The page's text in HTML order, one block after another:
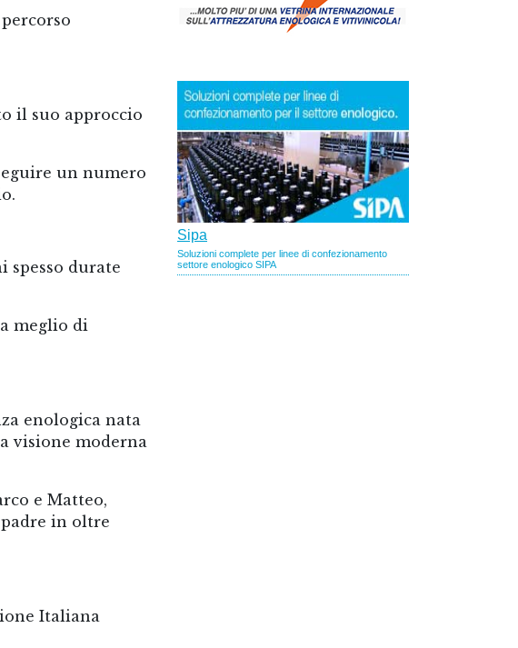
il suo approccio
un numero
spesso durate
meglio di
enologica nata
visione moderna
e Matteo,
in oltre
Italiana